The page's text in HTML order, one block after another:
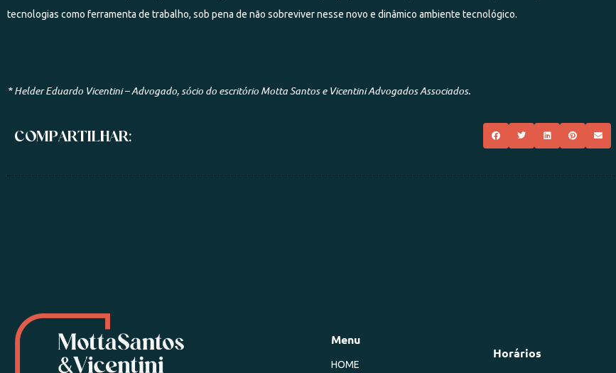
tecnologias como ferramenta de trabalho, sob pena de não sobreviver nesse novo e dinâmico ambiente tecnológico.
* Helder Eduardo Vicentini – Advogado, sócio do escritório Motta Santos e Vicentini Advogados Associados.
COMPARTILHAR:
Menu
HOME
Horários